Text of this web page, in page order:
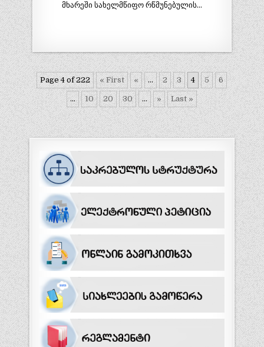
მხარეში სახელმწიფო რწმუნებულის…
Page 4 of 222 « First « ... 2 3 4 5 6
... 10 20 30 ... » Last »